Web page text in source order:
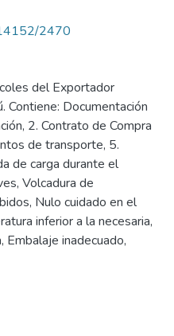
2470
del Exportador
Contiene: Documentación
2. Contrato de Compra
de transporte, 5.
de carga durante el
Volcadura de
Nulo cuidado en el
inferior a la necesaria,
Embalaje inadecuado,